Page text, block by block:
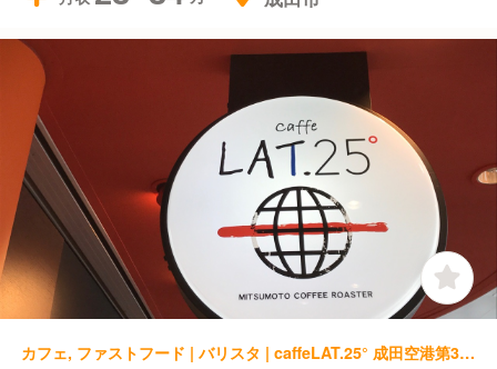
カフェ, ファストフード | バリスタ | caffeLAT.25° 成田空港第3ターミナル2F店